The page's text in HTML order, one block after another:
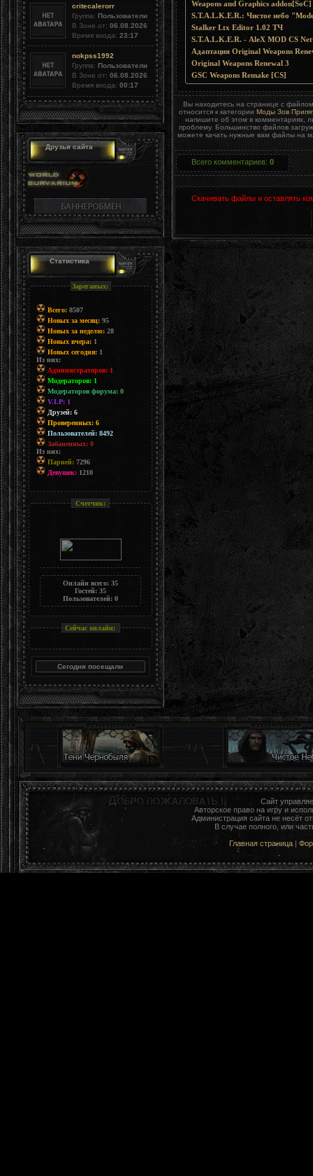
critecalerorr
Группа: Пользователи
В Зоне от: 06.08.2026
Время входа: 23:17
nokpss1992
Группа: Пользователи
В Зоне от: 06.08.2026
Время входа: 00:17
Друзья сайта
Статистика
Зареганых:
Всего:8507
Новых за месяц:95
Новых за неделю:28
Новых вчера:1
Новых сегодня:1
Из них:
Администраторов: 1
Модераторов: 1
Модераторов форума: 0
V.I.P: 1
Друзей: 6
Проверенных: 6
Пользователей: 8492
Забаненных: 0
Из них:
Парней:7296
Девушек:1210
Счетчик:
Онлайн всего: 35
Гостей: 35
Пользователей: 0
Сейчас онлайн:
Weapons and Graphics addon[SoC]
Stalker Ltx Editor 1.02 ТЧ
S.T.A.L.K.E.R. - AleX MOD CS
Адаптация Original Weapons
Original Weapons Renewal 3
GSC Weapons Remake [CS]
Вы находитесь на странице с
относится к категорииМоды Зов
напишите об этом в комментариях,
проблему. Большинство файлов
можете качать нужные вам файлы на
Всего комментариев: 0
Скачивать файлы и оставлять
Сайт
Авторское право на игру и
Администрация сайта не несёт
В случае полного, или
Главная страница |